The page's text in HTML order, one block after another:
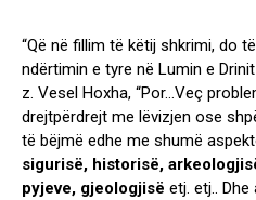
“Që në fillim të këtij shkrimi, do
ndërtimin e tyre në Lumin e
z. Vesel Hoxha, “Por…Veç
drejtpërdrejt me lëvizjen ose
të bëjmë edhe me shumë
sigurisë, historisë,
pyjeve, gjeologjisë etj. etj..